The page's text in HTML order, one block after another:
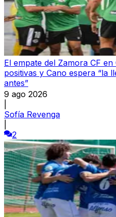
El empate del Zamora CF
positivas y Cano espera “la
antes”
9 ago 2026
Sofía Revenga
2